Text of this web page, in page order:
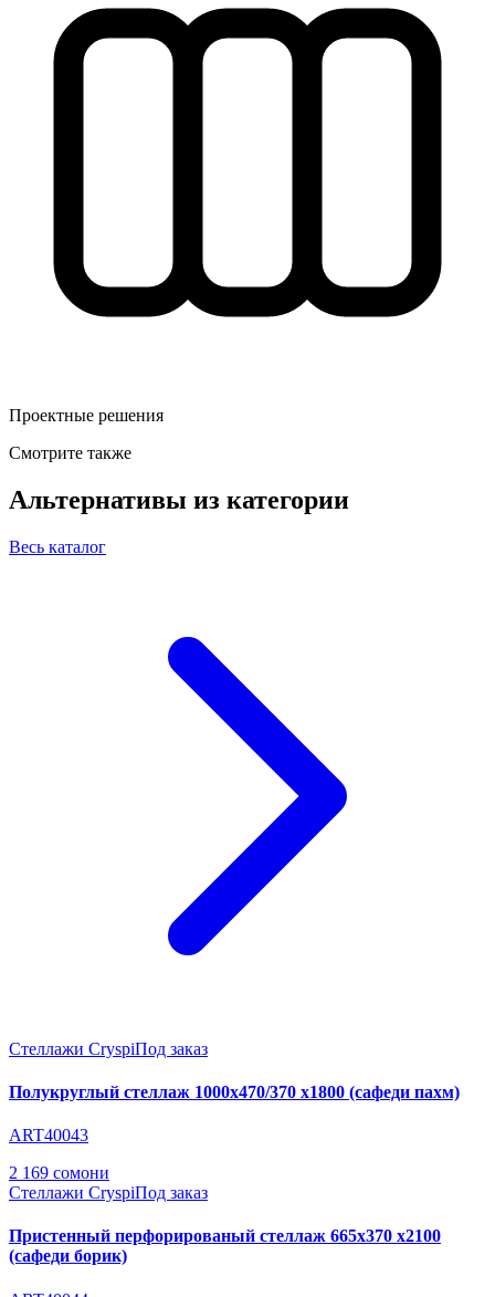
Проектные решения
Смотрите также
Альтернативы из категории
Весь каталог
Стеллажи CryspiПод заказ
Полукруглый стеллаж 1000х470/370 х1800 (сафеди пахм)
ART40043
2 169 сомони
Стеллажи CryspiПод заказ
Пристенный перфорированый стеллаж 665х370 х2100
(сафеди борик)